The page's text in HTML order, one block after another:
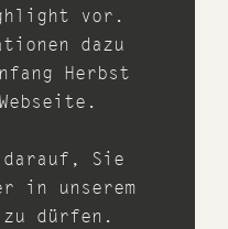
vor.
dazu
Herbst
Sie
in unserem
zu dürfen.